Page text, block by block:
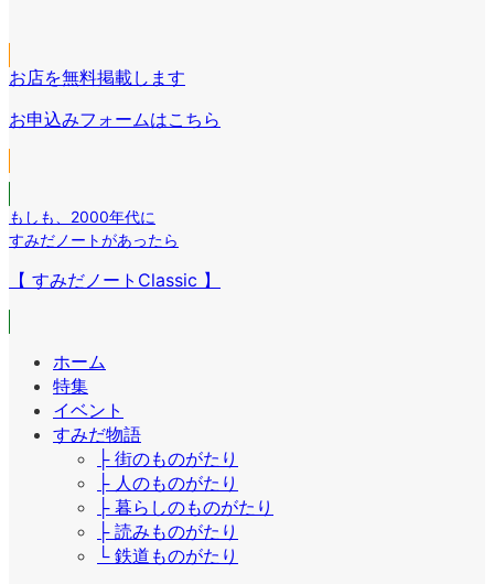
リ
ン
ク
ン
リ
ク
ン
ン
ク
お店を無料掲載します
お申込みフォームはこちら
もしも
2000年代に
すみだノートがあったら
【 すみだノートClassic 】
ホーム
特集
イベント
すみだ物語
├ 街のものがたり
├ 人のものがたり
├ 暮らしのものがたり
├ 読みものがたり
└ 鉄道ものがたり